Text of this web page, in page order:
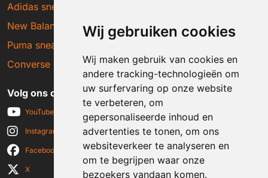
Wij gebruiken cookies
Wij maken gebruik van cookies en
andere tracking-technologieën om
uw surfervaring op onze website
te verbeteren, om
gepersonaliseerde inhoud en
advertenties te tonen, om ons
websiteverkeer te analyseren en
om te begrijpen waar onze
bezoekers vandaan komen.
Adidas sneakers
New Balance sneakers
Puma sneakers
Converse sneakers
Volg ons op social media
YouTube
Instagram
Facebook
X